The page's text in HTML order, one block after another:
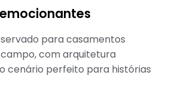
para casamentos
com arquitetura
cenário perfeito para histórias